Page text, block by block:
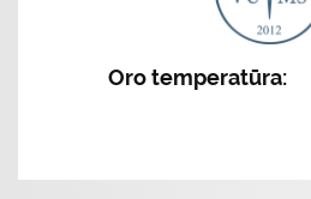
Oro temperatūra: